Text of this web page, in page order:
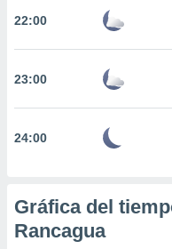
de que
el sitio
para
aunque
22:00
23:00
24:00
Gráfica del
Rancagua